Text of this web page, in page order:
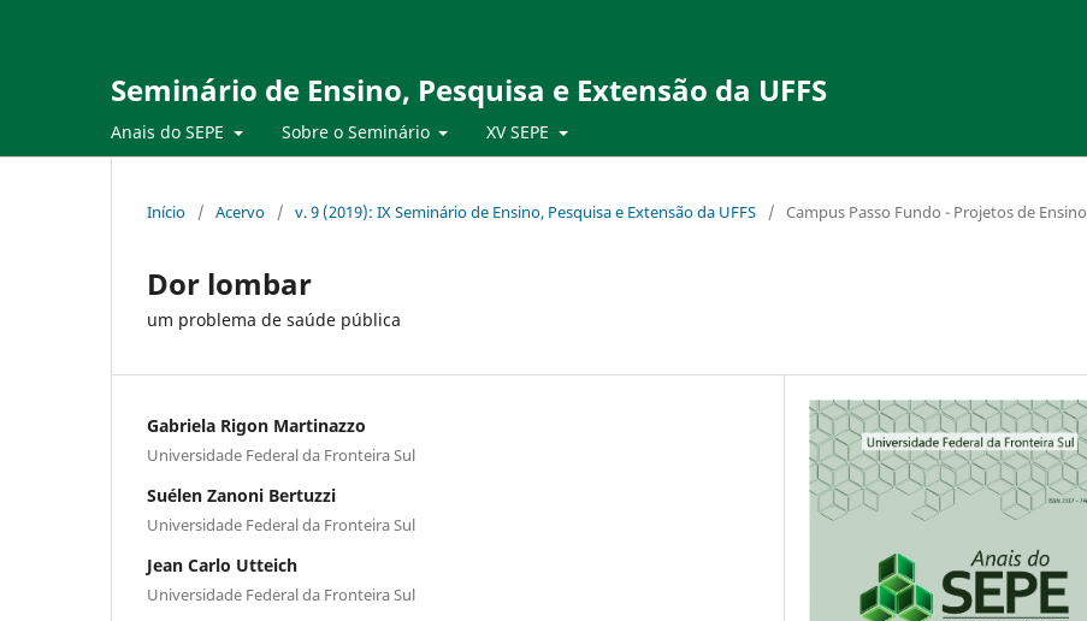
Seminário de Ensino, Pesquisa e Extensão da UFFS
Anais do SEPE Sobre o Seminário XV SEPE
Início / Acervo / v. 9 (2019): IX Seminário de Ensino, Pesquisa e Extensão da UFFS / Campus Passo Fundo - Projetos de Ensino
Dor lombar
um problema de saúde pública
Gabriela Rigon Martinazzo
Universidade Federal da Fronteira Sul
Suélen Zanoni Bertuzzi
Universidade Federal da Fronteira Sul
Jean Carlo Utteich
Universidade Federal da Fronteira Sul